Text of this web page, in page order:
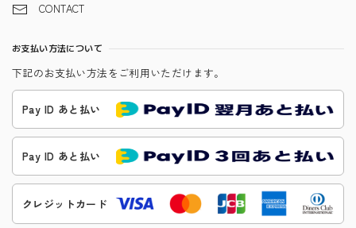
CONTACT
お支払い方法について
下記のお支払い方法をご利用いただけます。
Pay ID あと払い
Pay ID あと払い
クレジットカード